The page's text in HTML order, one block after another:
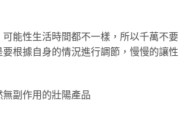
能性生活時間都不一樣，所以千萬不要
根據自身的情況進行調節，慢慢的讓性
副作用的壯陽產品